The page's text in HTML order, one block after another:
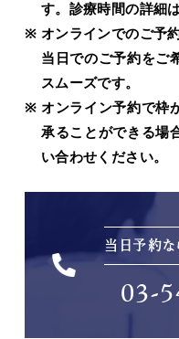
す。診療時間の詳細
オンラインでのご予
当日でのご予約をご
スムーズです。
オンライン予約で枠
承ることができる場
い合わせください。
当日予約
03-